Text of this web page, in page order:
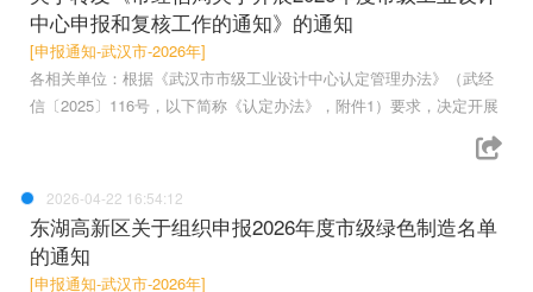
中心申报和复核工作的通知》的通知
[申报通知-武汉市-2026年]
各相关单位：根据《武汉市市级工业设计中心认定管理办法》（武经
信〔2025〕116号，以下简称《认定办法》，附件1）要求，决定开展
2026-04-22 16:54:12
东湖高新区关于组织申报2026年度市级绿色制造名单
的通知
[申报通知-武汉市-2026年]